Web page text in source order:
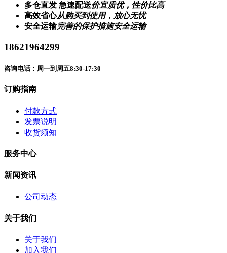
多仓直发 急速配送价宜质优，性价比高
高效省心从购买到使用，放心无忧
安全运输完善的保护措施安全运输
18621964299
咨询电话：周一到周五8:30-17:30
订购指南
付款方式
发票说明
收货须知
服务中心
新闻资讯
公司动态
关于我们
关于我们
加入我们